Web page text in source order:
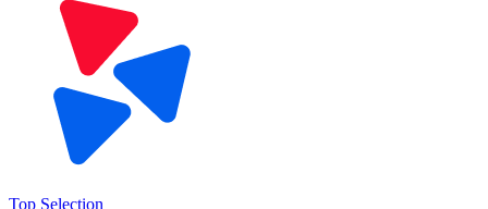
Top Selection